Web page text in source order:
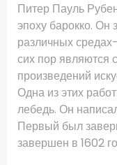
Питер Пауль
эпоху барокко. Он
различных
сих пор являются
произведений
Одна из этих
лебедь. Он
Первый был
завершен в 1602